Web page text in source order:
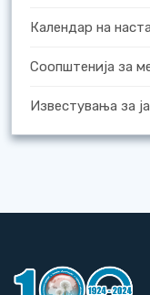
Календар на
Соопштенија за
Известувања за